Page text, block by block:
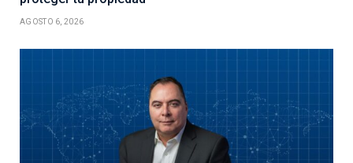
AGOSTO 6, 2026